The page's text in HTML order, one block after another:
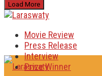
Load More
Movie Review
Press Release
Interview
Prize Winner